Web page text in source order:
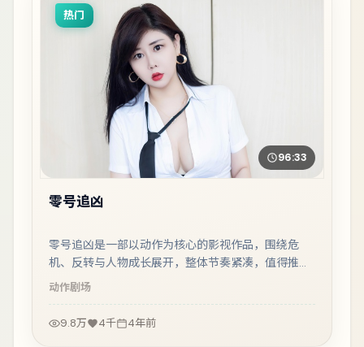
热门
96:33
零号追凶
零号追凶是一部以动作为核心的影视作品，围绕危
机、反转与人物成长展开，整体节奏紧凑，值得推荐
观看。
动作剧场
9.8万 4千 4年前